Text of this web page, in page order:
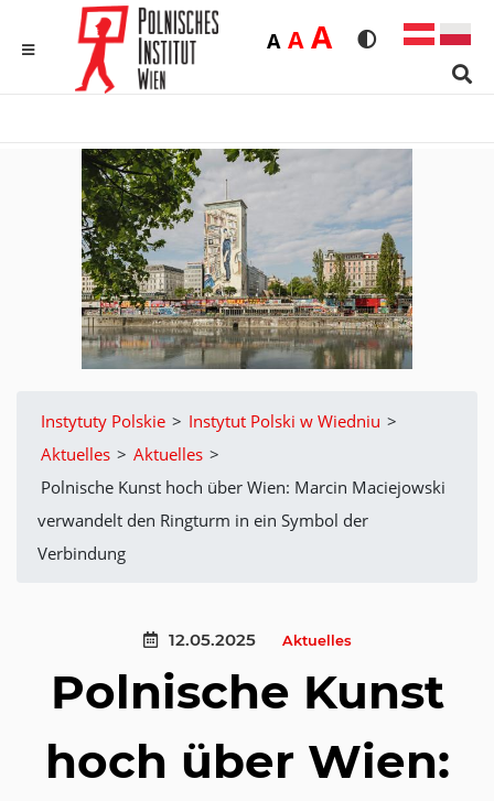
Rozmiar
ADomyślna
AŚrednia
ADużaWersja
Instytuty Polskie > Instytut Polski w Wiedniu >
Aktuelles > Aktuelles >
Polnische Kunst hoch über Wien: Marcin Maciejowski
verwandelt den Ringturm in ein Symbol der
Verbindung
12.05.2025 Aktuelles
Polnische Kunst
hoch über Wien: